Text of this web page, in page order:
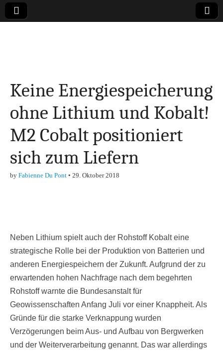
Finanzen,
Marketing-, Vertrieb-
& Investment-Tipps
Keine Energiespeicherung
ohne Lithium und Kobalt!
M2 Cobalt positioniert
sich zum Liefern
by Fabienne Du Pont • 29. Oktober 2018
Neben Lithium spielt auch der Rohstoff Kobalt eine
strategische Rolle bei der Produktion von Batterien und
anderen Energiespeichern der Zukunft. Aufgrund der zu
erwartenden hohen Nachfrage nach dem begehrten
Rohstoff warnte die Bundesanstalt für
Geowissenschaften Anfang Juli vor einer Knappheit. Als
Gründe für die starke Verknappung wurden
Verzögerungen beim Aus- und Aufbau von Bergwerken
und der Weiterverarbeitung genannt. Das war allerdings